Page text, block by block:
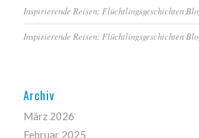
Inspirierende Reisen: Flüchtlingsgeschichten
Inspirierende Reisen: Flüchtlingsgeschichten
Archiv
März 2026
Februar 2025